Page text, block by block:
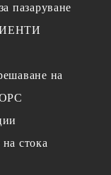
пазаруване
на
стока